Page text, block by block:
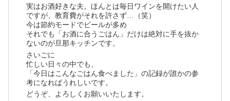
実はお酒好きな夫。ほんとは毎日ワインを開けたい人
ですが、教育費がそれを許さず…（笑）
今は節約モードでビールが多め
それでも「お酒に合うごはん」だけは絶対に手を抜か
ないのが旦那キッチンです。
さいごに
忙しい日々の中でも、
「今日はこんなごはん食べました」の記録が誰かの参
考になればうれしいです。
どうぞ、よろしくお願いいたします。